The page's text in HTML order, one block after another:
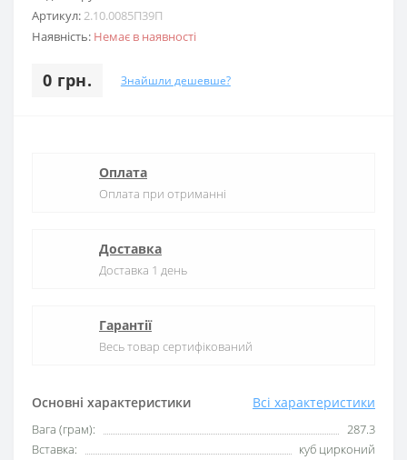
Артикул:2.10.0085П39П
Наявність: Немає в наявності
0 грн. Знайшли дешевше?
Основні характеристики Всі характеристики
Вага (грам):
287.3
Вставка:
куб цирконий
Оплата
Оплата при отриманні
Доставка
Доставка 1 день
Гарантії
Весь товар сертифікований